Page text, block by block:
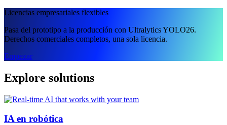
Licencias empresariales flexibles
Pasa del prototipo a la producción con Ultralytics YOLO26.
Derechos comerciales completos, una sola licencia.
Empezar
Explore solutions
IA en robótica